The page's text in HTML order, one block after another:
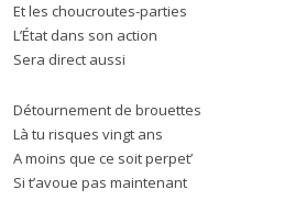
Et les choucroutes-parties
L’État dans son action
Sera direct aussi
Détournement de brouettes
Là tu risques vingt ans
A moins que ce soit perpet’
Si t’avoue pas maintenant